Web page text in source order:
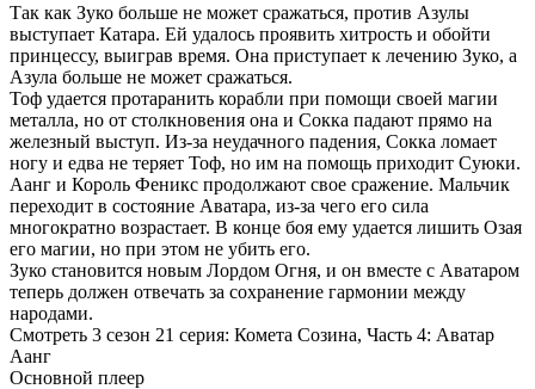
Так как Зуко больше не может сражаться, против Азулы
выступает Катара. Ей удалось проявить хитрость и обойти
принцессу, выиграв время. Она приступает к лечению Зуко, а
Азула больше не может сражаться.
Тоф удается протаранить корабли при помощи своей магии
металла, но от столкновения она и Сокка падают прямо на
железный выступ. Из-за неудачного падения, Сокка ломает
ногу и едва не теряет Тоф, но им на помощь приходит Суюки.
Аанг и Король Феникс продолжают свое сражение. Мальчик
переходит в состояние Аватара, из-за чего его сила
многократно возрастает. В конце боя ему удается лишить Озая
его магии, но при этом не убить его.
Зуко становится новым Лордом Огня, и он вместе с Аватаром
теперь должен отвечать за сохранение гармонии между
народами.
Смотреть 3 сезон 21 серия: Комета Созина, Часть 4: Аватар
Аанг
Основной плеер